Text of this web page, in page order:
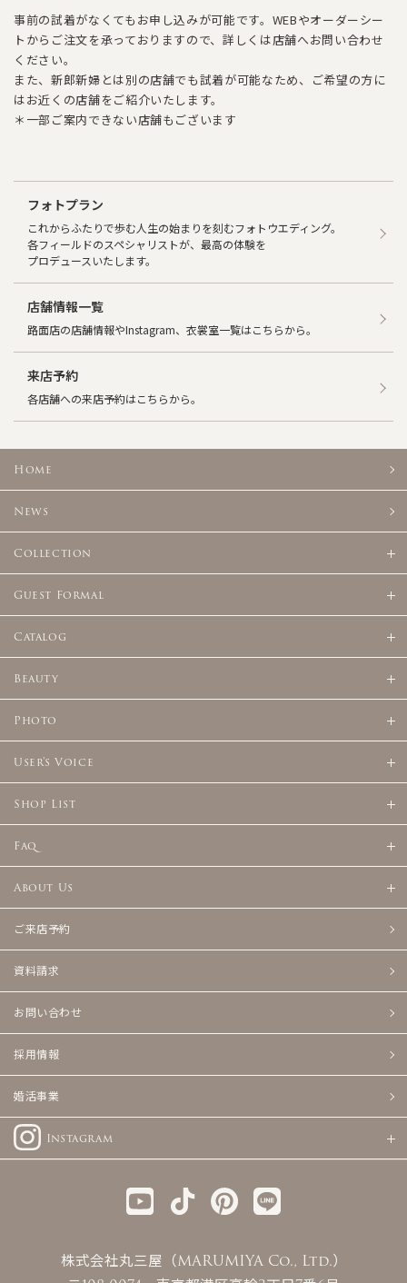
事前の試着がなくてもお申し込みが可能です。WEBやオーダーシー
トからご注文を承っておりますので、詳しくは店舗へお問い合わせ
ください。
また、新郎新婦とは別の店舗でも試着が可能なため、ご希望の方に
はお近くの店舗をご紹介いたします。
＊一部ご案内できない店舗もございます
フォトプラン
これからふたりで歩む人生の始まりを刻むフォトウエディング。
各フィールドのスペシャリストが、最高の体験を
プロデュースいたします。
店舗情報一覧
路面店の店舗情報やInstagram、衣裳室一覧はこちらから。
来店予約
各店舗への来店予約はこちらから。
Home
News
Collection
Guest Formal
Catalog
Beauty
Photo
User's Voice
Shop List
Faq
About Us
ご来店予約
資料請求
お問い合わせ
採用情報
婚活事業
Instagram
株式会社丸三屋（MARUMIYA Co., Ltd.）